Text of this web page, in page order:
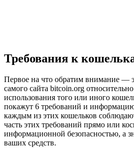
Требования к
Первое на что обратим внимание —
самого сайта bitcoin.org
использования того или иного
покажут 6 требований и
каждым из этих кошельков
часть этих требований прямо или
информационной безопасностью, а
ваших средств.